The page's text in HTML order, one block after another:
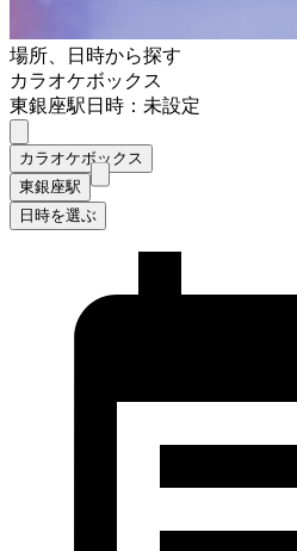
場所、日時から探す
カラオケボックス
東銀座駅日時：未設定
カラオケボックス
東銀座駅
日時を選ぶ